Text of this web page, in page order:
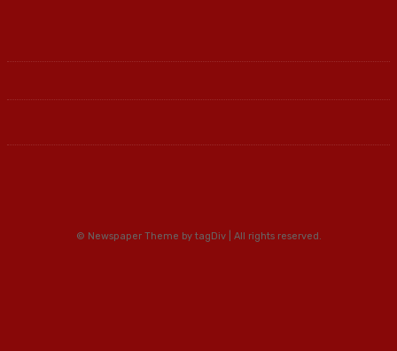
© Newspaper Theme by tagDiv | All rights reserved.